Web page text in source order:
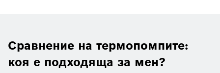
Сравнение на термопомпите:
коя е подходяща за мен?